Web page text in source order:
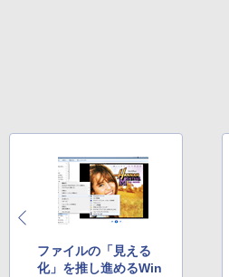
ファイルの「見える
化」を推し進めるWin